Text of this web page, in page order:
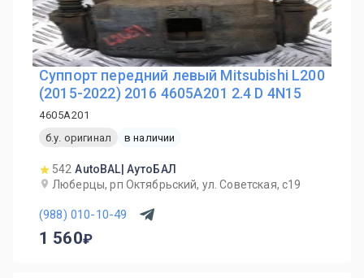
Суппорт передний левый Mitsubishi L200
(2015-2022) 2016 4605A201 2.4 D 4N15
4605A201
б.у. оригинал
в наличии
542 AutoBAL| АутоБАЛ
Люберцы, рп Октябрьский, ул. Советская, с19
(988) 010-10-49
1 560